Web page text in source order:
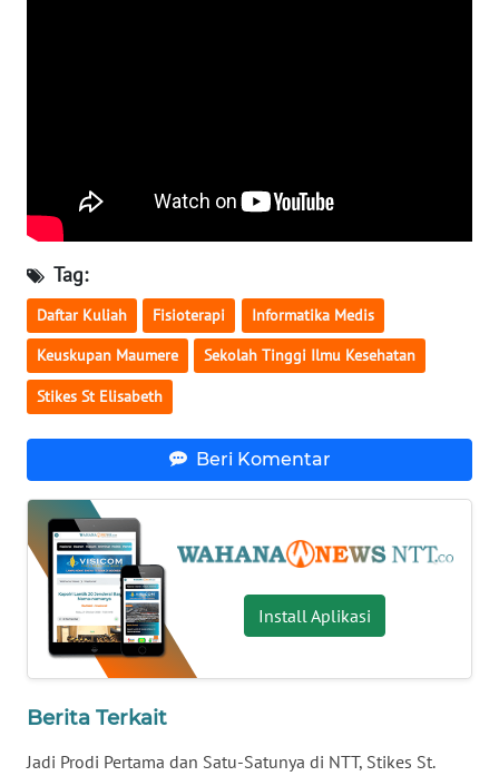
Tag:
Daftar Kuliah Fisioterapi Informatika Medis
Keuskupan Maumere Sekolah Tinggi Ilmu Kesehatan
Stikes St Elisabeth
Beri Komentar
Install Aplikasi
Berita Terkait
Jadi Prodi Pertama dan Satu-Satunya di NTT, Stikes St.
WN
MALUT
WN
DAIRI
WN
DANAU
WN
LANGKAT
WN
TAPANULI
WN